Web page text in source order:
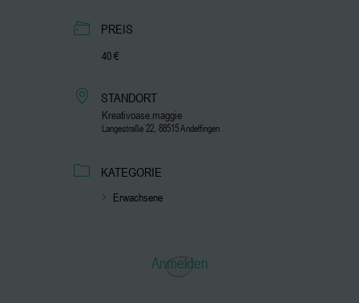
PREIS
40 €
STANDORT
Kreativoase.maggie
Langestraße 22, 88515 Andelfingen
KATEGORIE
Erwachsene
Anmelden